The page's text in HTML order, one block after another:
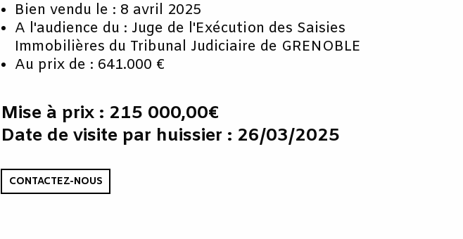
Bien vendu le : 8 avril 2025
A l'audience du : Juge de l'Exécution des Saisies
Immobilières du Tribunal Judiciaire de GRENOBLE
Au prix de : 641.000 €
Mise à prix : 215 000,00€
Date de visite par huissier : 26/03/2025
CONTACTEZ-NOUS